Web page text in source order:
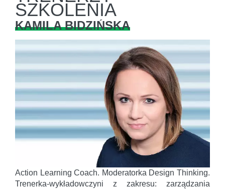
SZKOLENIA
KAMILA BIDZIŃSKA
Action Learning Coach. Moderatorka Design Thinking.
Trenerka-wykładowczyni z zakresu: zarządzania